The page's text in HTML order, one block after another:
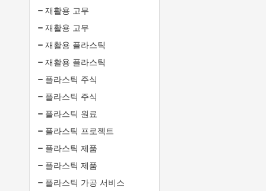
재활용 고무
재활용 고무
재활용 플라스틱
재활용 플라스틱
플라스틱 주식
플라스틱 주식
플라스틱 원료
플라스틱 프로젝트
플라스틱 제품
플라스틱 제품
플라스틱 가공 서비스